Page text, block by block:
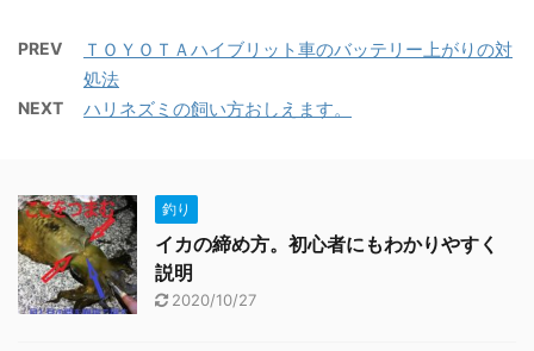
PREV
ＴＯＹＯＴＡハイブリット車のバッテリー上がりの対
処法
NEXT ハリネズミの飼い方おしえます。
釣り
イカの締め方。初心者にもわかりやすく
説明
2020/10/27